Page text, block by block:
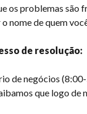
os problemas são
nome de quem
de resolução:
de negócios
que logo de